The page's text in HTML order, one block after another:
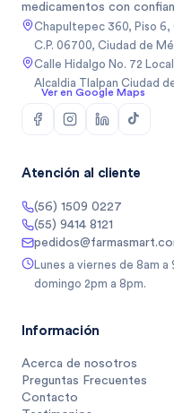
medicamentos con
Chapultepec 360, Piso 6,
C.P. 06700, Ciudad de
Calle Hidalgo No. 72
Alcaldia Tlalpan Ciudad
Ver en Google Maps
Atención al cliente
(56) 1509 0227
(55) 9414 8121
Lunes a viernes de 8am
domingo 2pm a 8pm.
Información
Acerca de nosotros
Preguntas Frecuentes
Contacto